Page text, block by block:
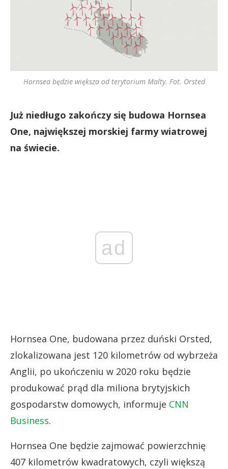
Hornsea będzie większa od terytorium Malty. Fot. Orsted
Już niedługo zakończy się budowa Hornsea
One, największej morskiej farmy wiatrowej
na świecie.
ad
Hornsea One, budowana przez duński Orsted,
zlokalizowana jest 120 kilometrów od wybrzeża
Anglii, po ukończeniu w 2020 roku będzie
produkować prąd dla miliona brytyjskich
gospodarstw domowych, informuje CNN
Business.
Hornsea One będzie zajmować powierzchnię
407 kilometrów kwadratowych, czyli większą